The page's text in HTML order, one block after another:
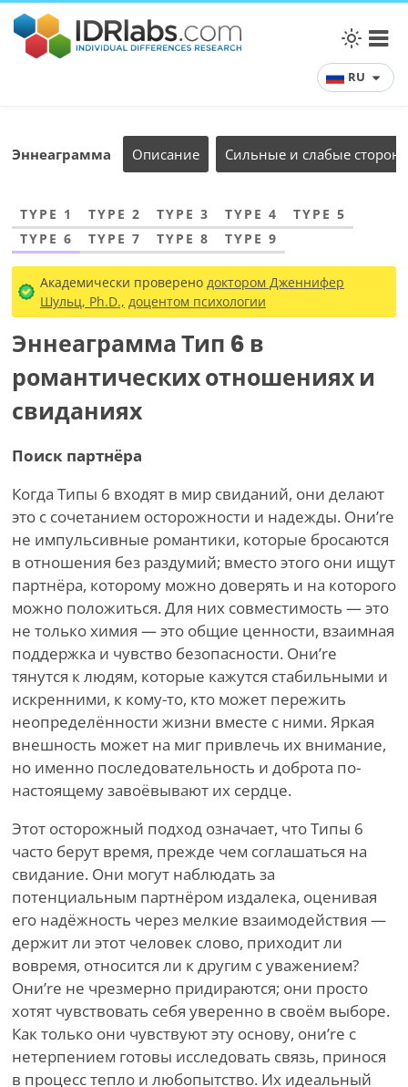
RU
Эннеаграмма Описание Сильные и слабые
TYPE 1 TYPE 2 TYPE 3 TYPE 4
TYPE 5
TYPE 6
TYPE 7 TYPE 8 TYPE 9
Академически проверено доктором Дженнифер
Шульц, Ph.D., доцентом психологии
Эннеаграмма Тип 6 в
романтических отношениях и
свиданиях
Поиск партнёра
Когда Типы 6 входят в мир свиданий, они делают
это с сочетанием осторожности и надежды. Они’re
не импульсивные романтики, которые бросаются
в отношения без раздумий; вместо этого они ищут
партнёра, которому можно доверять и на которого
можно положиться. Для них совместимость — это
не только химия — это общие ценности, взаимная
поддержка и чувство безопасности. Они’re
тянутся к людям, которые кажутся стабильными и
искренними, к кому-то, кто может пережить
неопределённости жизни вместе с ними. Яркая
внешность может на миг привлечь их внимание,
но именно последовательность и доброта по-
настоящему завоёвывают их сердце.
Этот осторожный подход означает, что Типы 6
часто берут время, прежде чем соглашаться на
свидание. Они могут наблюдать за
потенциальным партнёром издалека, оценивая
его надёжность через мелкие взаимодействия —
держит ли этот человек слово, приходит ли
вовремя, относится ли к другим с уважением?
Они’re не чрезмерно придираются; они просто
хотят чувствовать себя уверенно в своём выборе.
Как только они чувствуют эту основу, они’re с
нетерпением готовы исследовать связь, принося
в процесс тепло и любопытство. Их идеальный